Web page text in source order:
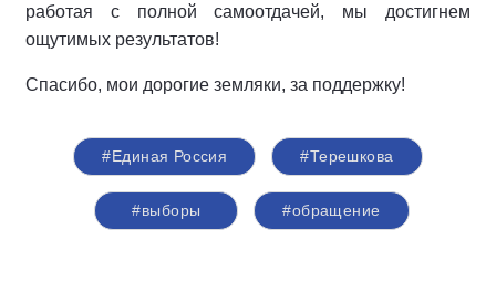
работая с полной самоотдачей, мы достигнем
ощутимых результатов!
Спасибо, мои дорогие земляки, за поддержку!
#Единая Россия #Терешкова
#выборы #обращение